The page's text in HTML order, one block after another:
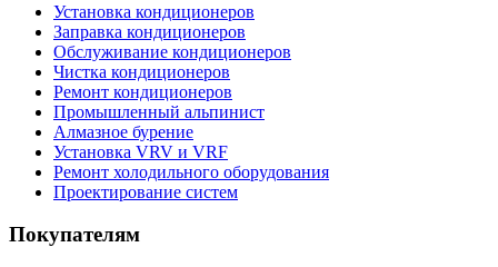
Установка кондиционеров
Заправка кондиционеров
Обслуживание кондиционеров
Чистка кондиционеров
Ремонт кондиционеров
Промышленный альпинист
Алмазное бурение
Установка VRV и VRF
Ремонт холодильного оборудования
Проектирование систем
Покупателям